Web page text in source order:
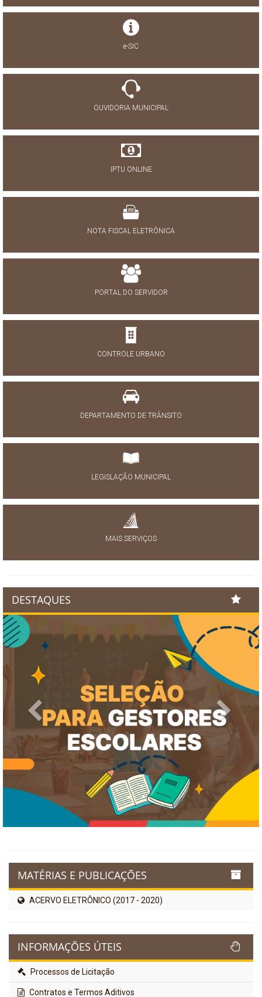
e-SIC
OUVIDORIA MUNICIPAL
IPTU ONLINE
NOTA FISCAL ELETRÔNICA
PORTAL DO SERVIDOR
CONTROLE URBANO
DEPARTAMENTO DE TRÂNSITO
LEGISLAÇÃO MUNICIPAL
MAIS SERVIÇOS
DESTAQUES
Previous Next
MATÉRIAS E PUBLICAÇÕES
ACERVO ELETRÔNICO (2017 - 2020)
INFORMAÇÕES ÚTEIS
Processos de Licitação
Contratos e Termos Aditivos